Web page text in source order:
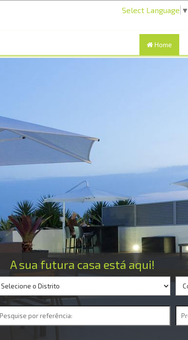
Select Language ▼
Home
A sua futura casa está aqui!